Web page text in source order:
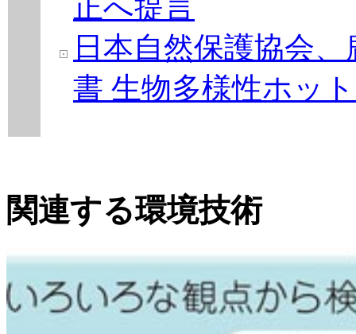
正へ提言
日本自然保護協会
書 生物多様性ホッ
関連する環境技術